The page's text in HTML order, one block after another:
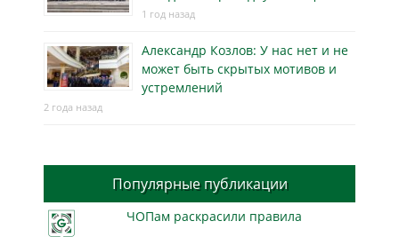
1 год назад
Александр Козлов: У нас нет и не
может быть скрытых мотивов и
устремлений
2 года назад
Популярные публикации
ЧОПам раскрасили правила